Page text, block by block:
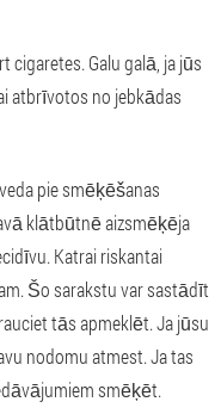
Galu galā, ja jūs
atbrīvotos no jebkādas
pie smēķēšanas
klātbūtnē aizsmēķēja
Katrai riskantai
Šo sarakstu var sastādīt
tās apmeklēt. Ja jūsu
nodomu atmest. Ja tas
smēķēt.